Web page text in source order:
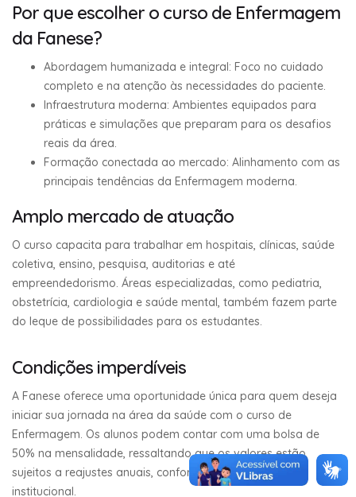
Por que escolher o curso de Enfermagem
da Fanese?
Abordagem humanizada e integral: Foco no cuidado
completo e na atenção às necessidades do paciente.
Infraestrutura moderna: Ambientes equipados para
práticas e simulações que preparam para os desafios
reais da área.
Formação conectada ao mercado: Alinhamento com as
principais tendências da Enfermagem moderna.
Amplo mercado de atuação
O curso capacita para trabalhar em hospitais, clínicas, saúde
coletiva, ensino, pesquisa, auditorias e até
empreendedorismo. Áreas especializadas, como pediatria,
obstetrícia, cardiologia e saúde mental, também fazem parte
do leque de possibilidades para os estudantes.
Condições imperdíveis
A Fanese oferece uma oportunidade única para quem deseja
iniciar sua jornada na área da saúde com o curso de
Enfermagem. Os alunos podem contar com uma bolsa de
50% na mensalidade, ressaltando que os valores estão
sujeitos a reajustes anuais, conforme regulamentação
institucional.